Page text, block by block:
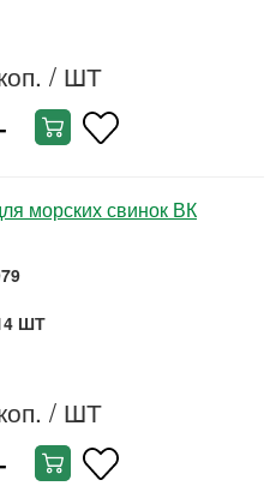
/ ШТ
морских свинок ВК
ШТ
/ ШТ